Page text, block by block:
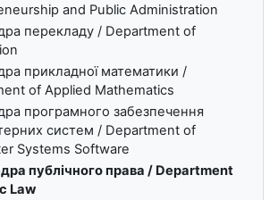
and Public Administration
перекладу / Department of
прикладної математики /
of Applied Mathematics
програмного забезпечення
систем / Department of
Systems Software
публічного права / Department
Law